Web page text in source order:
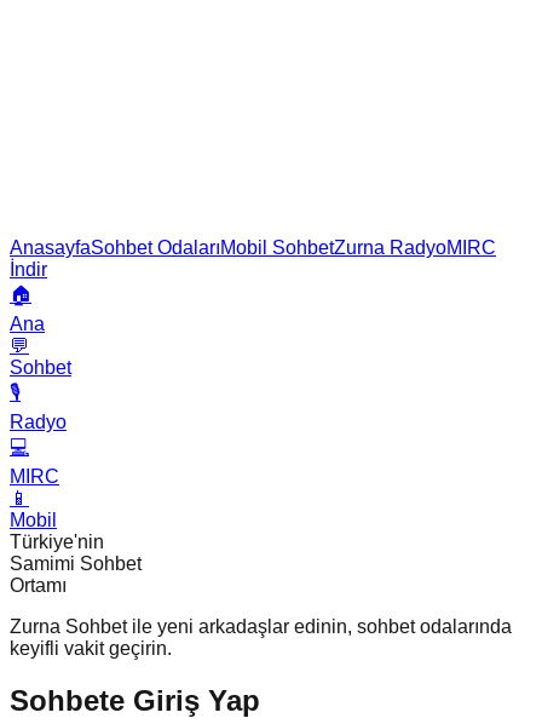
AnasayfaSohbet OdalarıMobil SohbetZurna RadyoMIRC
İndir
🏠
Ana
💬
Sohbet
🎙️
Radyo
💻
MIRC
📱
Mobil
Türkiye'nin
Samimi Sohbet
Ortamı
Zurna Sohbet ile yeni arkadaşlar edinin, sohbet odalarında
keyifli vakit geçirin.
Sohbete Giriş Yap